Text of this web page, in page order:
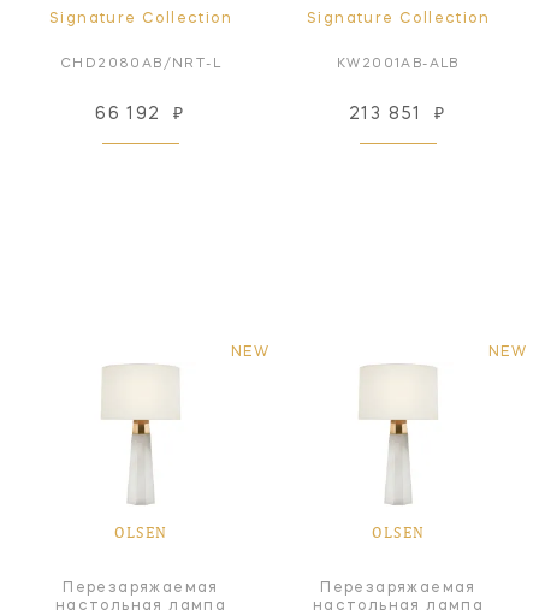
Signature Collection
CHD2080AB/NRT-L
66 192 ₽
Signature Collection
KW2001AB-ALB
213 851 ₽
NEW
OLSEN
Перезаряжаемая
настольная лампа
NEW
OLSEN
Перезаряжаемая
настольная лампа